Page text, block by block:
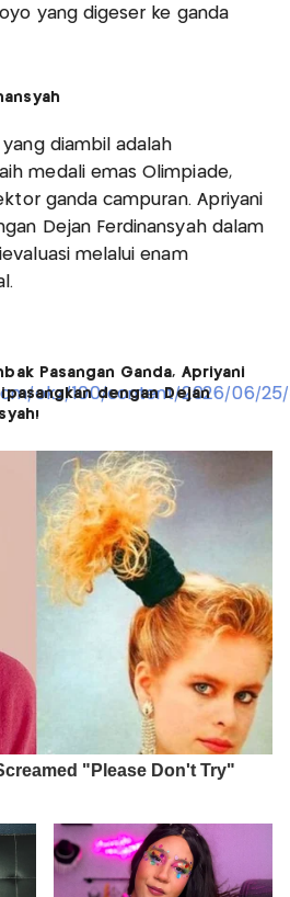
yang digeser ke ganda
diambil adalah
medali emas Olimpiade,
ganda campuran. Apriyani
Dejan Ferdinansyah dalam
melalui enam
Pasangan Ganda, Apriyani
dengan Dejan